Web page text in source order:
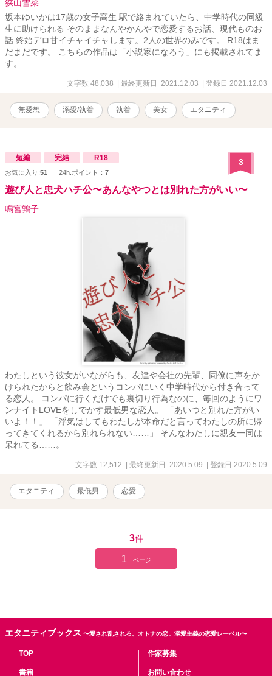
狭山雪菜
坂本ゆいかは17歳の女子高生 駅で絡まれていたら、中学時代の同級
生に助けられる そのままなんやかんやで恋愛するお話、現代ものお
話 終始デロ甘イチャイチャします。2人の世界のみです。 R18はま
だまだです。 こちらの作品は「小説家になろう」にも掲載されてま
す。
文字数 48,038 | 最終更新日 2021.12.03 | 登録日 2021.12.03
無愛想 溺愛/執着 執着 美女 エタニティ
短編 完結 R18
お気に入り:51 24h.ポイント： 7
3
遊び人と忠犬ハチ公〜あんなやつとは別れた方がいい〜
鳴宮鶉子
わたしという彼女がいながらも、友達や会社の先輩、同僚に声をか
けられたからと飲み会というコンパにいく中学時代から付き合って
る恋人。 コンパに行くだけでも裏切り行為なのに、毎回のようにワ
ンナイトLOVEをしでかす最低男な恋人。 「あいつと別れた方がい
いよ！！」 「浮気はしてもわたしが本命だと言ってわたしの所に帰
ってきてくれるから別れられない……」 そんなわたしに親友一同は
呆れてる……。
文字数 12,512 | 最終更新日 2020.5.09 | 登録日 2020.5.09
エタニティ 最低男 恋愛
3件
1 ページ
エタニティブックス 〜愛され乱される、オトナの恋。溺愛主義の恋愛レーベル〜
TOP
書籍
作家募集
お問い合わせ